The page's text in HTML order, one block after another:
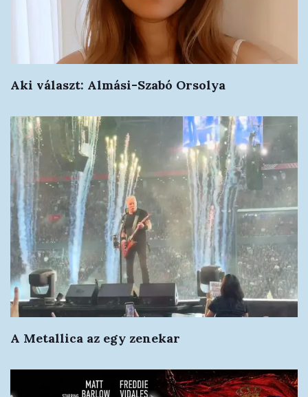
Aki választ: Almási-Szabó Orsolya
A Metallica az egy zenekar